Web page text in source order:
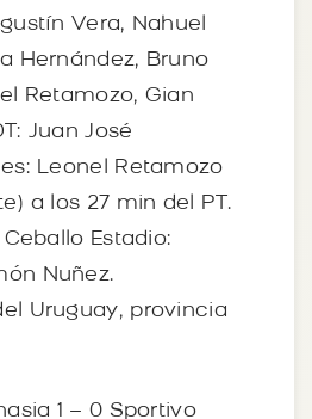
Vera, Nahuel
Hernández, Bruno
Retamozo, Gian
Juan José
Leonel Retamozo
a los 27 min del PT.
Estadio:
Nuñez.
Uruguay, provincia
1 – 0 Sportivo